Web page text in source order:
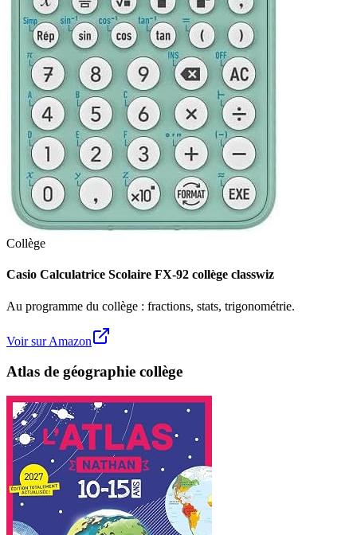
Collège
Casio Calculatrice Scolaire FX-92 collège classwiz
Au programme du collège : fractions, stats, trigonométrie.
Voir sur Amazon
Atlas de géographie collège